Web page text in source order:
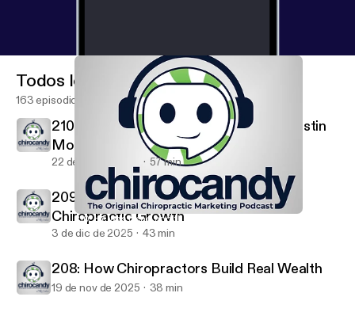
210: He was Dead and then... with Dr. Justin Moseley
ChiroCandy: THE Chiropractic Marketing Podcast
Todos los episodios
163 episodios
210: He was Dead and then... with Dr. Justin
Moseley
22 de abr de 2026 57 min
209: The Financial Numbers That Drive
Chiropractic Growth
3 de dic de 2025 43 min
208: How Chiropractors Build Real Wealth
19 de nov de 2025 38 min